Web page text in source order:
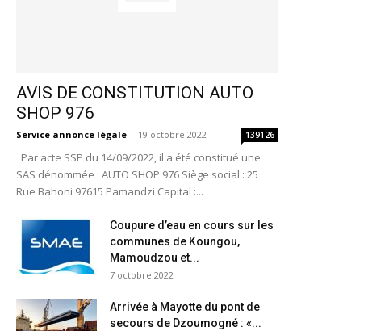
AVIS DE CONSTITUTION AUTO
SHOP 976
Service annonce légale - 19 octobre 2022 139126
Par acte SSP du 14/09/2022, il a été constitué une
SAS dénommée : AUTO SHOP 976 Siège social : 25
Rue Bahoni 97615 Pamandzi Capital :...
Coupure d’eau en cours sur les
communes de Koungou,
Mamoudzou et...
7 octobre 2022
Arrivée à Mayotte du pont de
secours de Dzoumogné : «...